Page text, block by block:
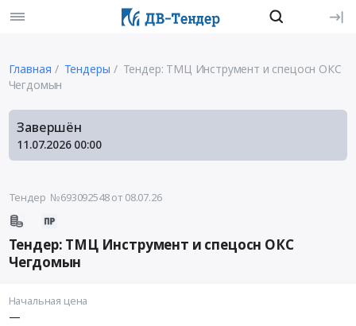
Главная Тендеры
Тендер: ТМЦ Инструмент и спецосн ОКС
Чегдомын
Завершён
11.07.2026 00:00
Тендер №693092548от 08.07.26
Тендер: ТМЦ Инструмент и спецосн ОКС
Чегдомын
Начальная цена
—